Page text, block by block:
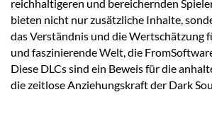
reichhaltigeren und bereichernden
bieten nicht nur zusätzliche Inhalte,
das Verständnis und die Wertschätzung
und faszinierende Welt, die
Diese DLCs sind ein Beweis für die
die zeitlose Anziehungskraft der Dark